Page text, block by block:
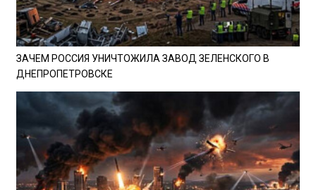
ЗАЧЕМ РОССИЯ УНИЧТОЖИЛА ЗАВОД ЗЕЛЕНСКОГО В
ДНЕПРОПЕТРОВСКЕ